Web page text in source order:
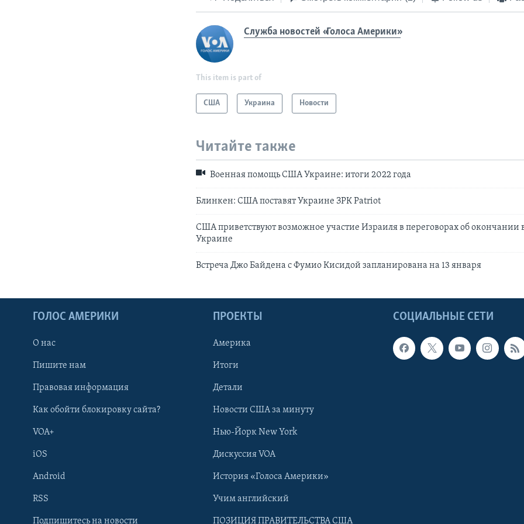
Learning English
Служба новостей «Голоса Америки»
This item is part of
США Украина Новости
Читайте также
Военная помощь США Украине: итоги 2022 года
Блинкен: США поставят Украине ЗРК Patriot
США приветствуют возможное участие Израиля в переговорах об окончании
Украине
Встреча Джо Байдена с Фумио Кисидой запланирована на 13 января
СОЦИАЛЬНЫЕ СЕТИ
ГОЛОС АМЕРИКИ
О нас
Пишите нам
Правовая информация
Как обойти блокировку сайта?
VOA+
iOS
Android
RSS
Подпишитесь на новости
ПРОЕКТЫ
Америка
Итоги
Детали
Новости США за минуту
Нью-Йорк New York
Дискуссия VOA
История «Голоса Америки»
Учим английский
ПОЗИЦИЯ ПРАВИТЕЛЬСТВА США